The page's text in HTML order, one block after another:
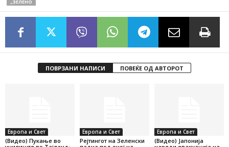
„ЗЕЛЕНО
ПОВРЗАНИ НАПИСИ ПОВЕЌЕ ОД АВТОРОТ
Европа и Свет
(Видео) Пукање во
Европа и Свет
Рејтингот на Зеленски
Европа и Свет
(Видео) Јапонија